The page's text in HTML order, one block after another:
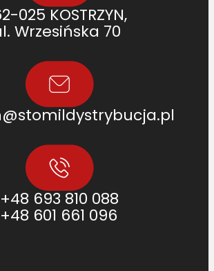
025 KOSTRZYN,
Wrzesińska 70
+48 693 810 088
+48 601 661 096